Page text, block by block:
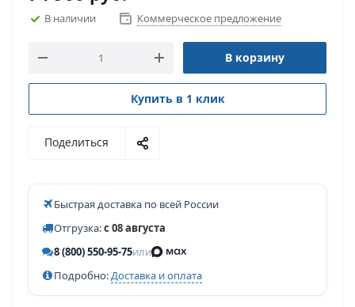
В наличии Коммерческое предложение
В корзину
Купить в 1 клик
Поделиться
Быстрая доставка по всей России
Отгрузка:с 08 августа
8 (800) 550-95-75или
Подробно:Доставка и оплата